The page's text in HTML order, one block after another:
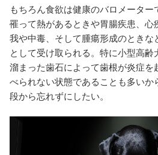
もちろん食欲は健康のバロメーター
罹って熱があるときや胃腸疾患、心
我や中毒、そして腫瘍形成のときな
として受け取られる。特に小型高齢
溜まった歯石によって歯根が炎症を
べられない状態であることも多いか
段から忘れずにしたい。